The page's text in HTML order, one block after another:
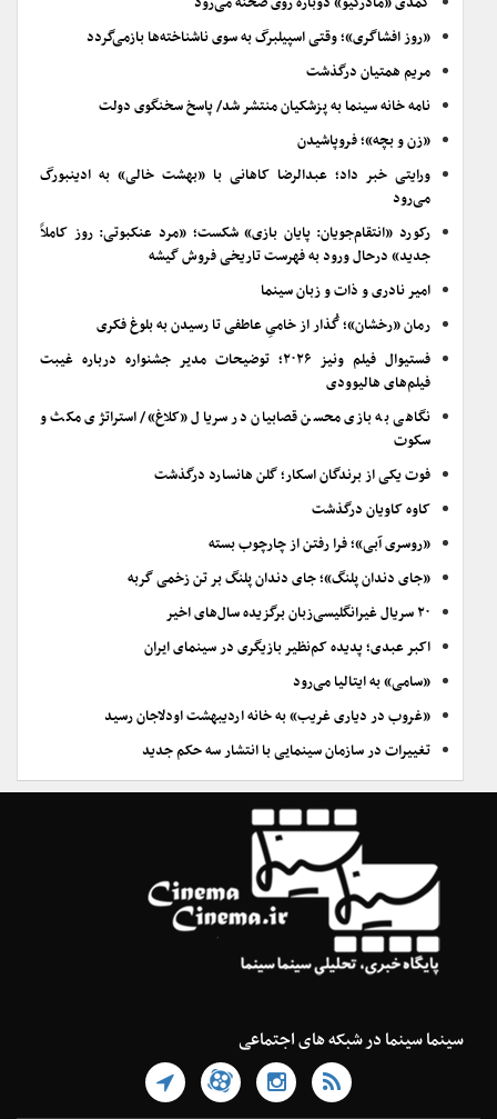
«روز افشاگری»؛ وقتی اسپیلبرگ به سوی ناشناخته‌ها بازمی‌گردد
مریم همتیان درگذشت
نامه خانه سینما به پزشکیان منتشر شد/ پاسخ سخنگوی دولت
«زن و بچه»؛ فروپاشیدن
ورایتی خبر داد؛ عبدالرضا کاهانی با «بهشت خالی» به ادینبورگ
می‌رود
رکورد «انتقام‌جویان: پایان بازی» شکست؛ «مرد عنکبوتی: روز کاملاً
جدید» درحال ورود به فهرست تاریخی فروش گیشه
امیر نادری و ذات و زبان سینما
رمان «رخشان»؛ گُذار از خامیِ عاطفی تا رسیدن به بلوغ فکری
فستیوال فیلم ونیز ۲۰۲۶؛ توضیحات مدیر جشنواره درباره غیبت
فیلم‌های هالیوودی
نگاهی به بازی محسن قصابیان در سریال «کلاغ»/ استراتژی مکث و
سکوت
فوت یکی از برندگان اسکار؛ گلن هانسارد درگذشت
کاوه کاویان درگذشت
«روسری آبی»؛ فرا رفتن از چارچوب بسته
«جای دندان پلنگ»؛ جای دندان پلنگ بر تن زخمی گربه
۲۰ سریال غیرانگلیسی‌زبان برگزیده سال‌های اخیر
اکبر عبدی؛ پدیده کم‌نظیر بازیگری در سینمای ایران
«سامی» به ایتالیا می‌رود
«غروب در دیاری غریب» به خانه اردیبهشت اودلاجان رسید
تغییرات در سازمان سینمایی با انتشار سه حکم جدید
سینما سینما در شبکه های اجتماعی